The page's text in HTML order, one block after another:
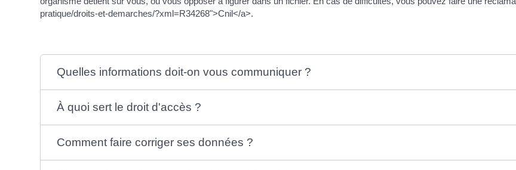
pratique/droits-et-demarches/?xml=R34268">Cnil</a>.
Quelles informations doit-on vous communiquer ?
À quoi sert le droit d'accès ?
Comment faire corriger ses données ?